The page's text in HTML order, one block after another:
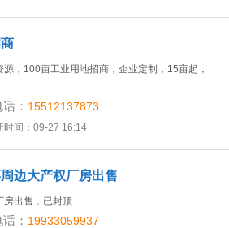
源，100亩工业用地招商，企业定制，15亩起，
： 15512137873
时间：09-27 16:14
边大产权厂房出售
房出售，已封顶
： 19933059937